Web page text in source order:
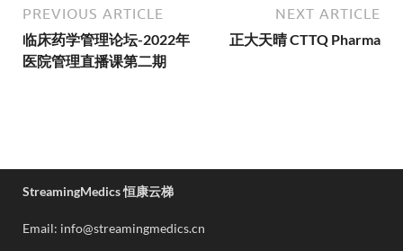
PREVIOUS ARTICLE
临床药学管理论坛-2022年
医院管理直播课第二期
NEXT ARTICLE
正大天晴 CTTQ Pharma
StreamingMedics 恒康云梯
Email: info@streamingmedics.cn